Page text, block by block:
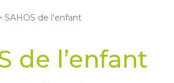
SAHOS de l’enfant
de l’enfant